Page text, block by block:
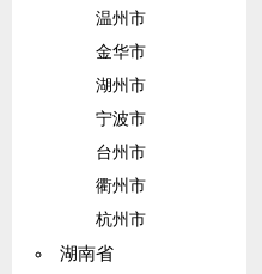
温州市
金华市
湖州市
宁波市
台州市
衢州市
杭州市
湖南省